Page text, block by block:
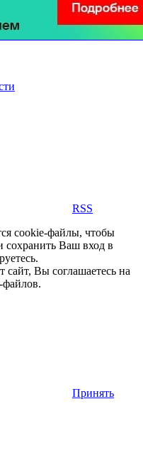
RSS
cookie-файлы, чтобы
сохранить Ваш вход в
сайт, Вы соглашаетесь на
файлов.
Принять